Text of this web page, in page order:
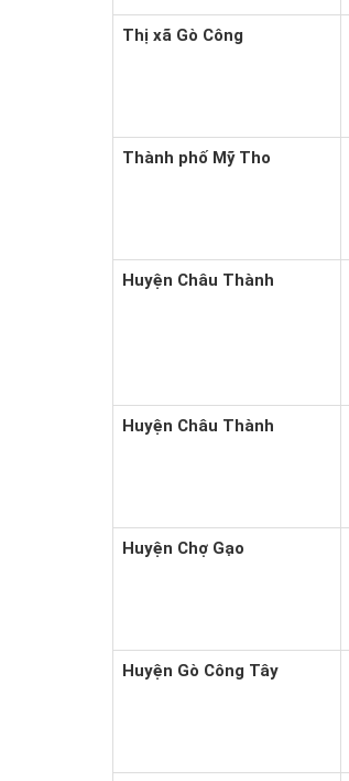
Thị xã Gò Công
Thành phố Mỹ Tho
Huyện Châu Thành
Huyện Châu Thành
Huyện Chợ Gạo
Huyện Gò Công Tây